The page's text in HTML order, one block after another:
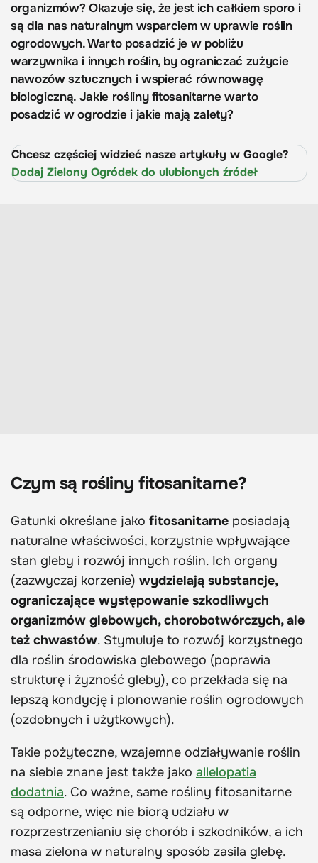
organizmów? Okazuje się, że jest ich całkiem sporo i
są dla nas naturalnym wsparciem w uprawie roślin
ogrodowych. Warto posadzić je w pobliżu
warzywnika i innych roślin, by ograniczać zużycie
nawozów sztucznych i wspierać równowagę
biologiczną. Jakie rośliny fitosanitarne warto
posadzić w ogrodzie i jakie mają zalety?
Chcesz częściej widzieć nasze artykuły w Google?
Dodaj Zielony Ogródek do ulubionych źródeł
Czym są rośliny fitosanitarne?
Gatunki określane jako fitosanitarne posiadają
naturalne właściwości, korzystnie wpływające
stan gleby i rozwój innych roślin. Ich organy
(zazwyczaj korzenie) wydzielają substancje,
ograniczające występowanie szkodliwych
organizmów glebowych, chorobotwórczych, ale
też chwastów. Stymuluje to rozwój korzystnego
dla roślin środowiska glebowego (poprawia
strukturę i żyzność gleby), co przekłada się na
lepszą kondycję i plonowanie roślin ogrodowych
(ozdobnych i użytkowych).
Takie pożyteczne, wzajemne odziaływanie roślin
na siebie znane jest także jako allelopatia
dodatnia. Co ważne, same rośliny fitosanitarne
są odporne, więc nie biorą udziału w
rozprzestrzenianiu się chorób i szkodników, a ich
masa zielona w naturalny sposób zasila glebę.